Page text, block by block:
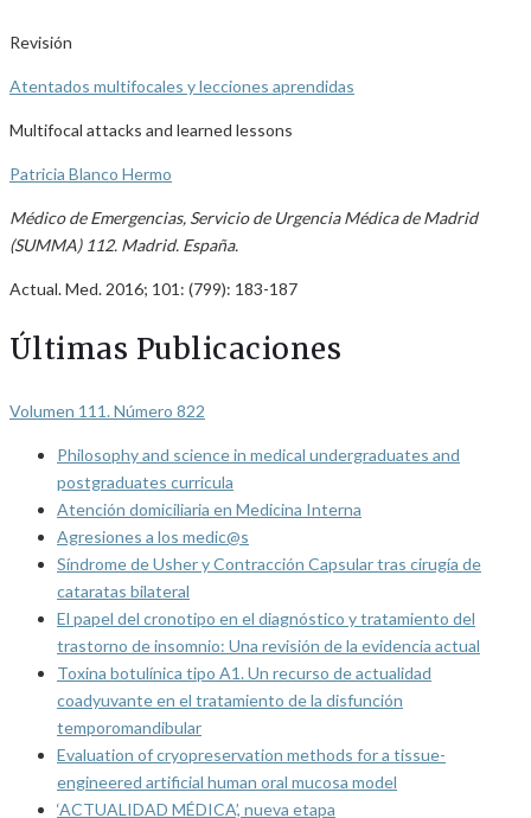
Revisión
Atentados multifocales y lecciones aprendidas
Multifocal attacks and learned lessons
Patricia Blanco Hermo
Médico de Emergencias, Servicio de Urgencia Médica de Madrid
(SUMMA) 112. Madrid. España.
Actual. Med. 2016; 101: (799): 183-187
Últimas Publicaciones
Volumen 111. Número 822
Philosophy and science in medical undergraduates and
postgraduates curricula
Atención domiciliaria en Medicina Interna
Agresiones a los medic@s
Síndrome de Usher y Contracción Capsular tras cirugía de
cataratas bilateral
El papel del cronotipo en el diagnóstico y tratamiento del
trastorno de insomnio: Una revisión de la evidencia actual
Toxina botulínica tipo A1. Un recurso de actualidad
coadyuvante en el tratamiento de la disfunción
temporomandibular
Evaluation of cryopreservation methods for a tissue-
engineered artificial human oral mucosa model
‘ACTUALIDAD MÉDICA’, nueva etapa